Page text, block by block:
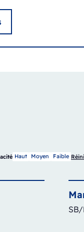
Haut Moyen Faible
SB/